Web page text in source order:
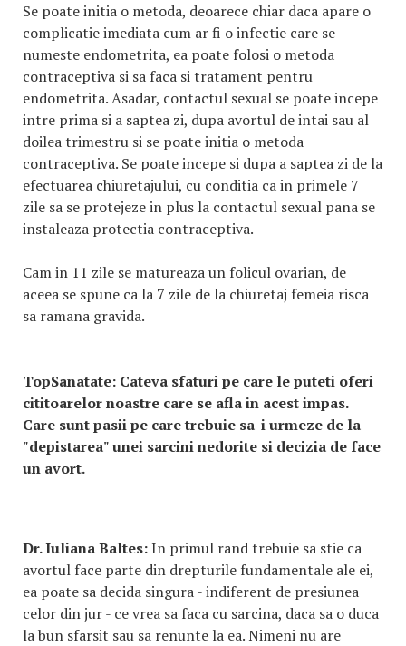
Se poate initia o metoda, deoarece chiar daca apare o
complicatie imediata cum ar fi o infectie care se
numeste endometrita, ea poate folosi o metoda
contraceptiva si sa faca si tratament pentru
endometrita. Asadar, contactul sexual se poate incepe
intre prima si a saptea zi, dupa avortul de intai sau al
doilea trimestru si se poate initia o metoda
contraceptiva. Se poate incepe si dupa a saptea zi de la
efectuarea chiuretajului, cu conditia ca in primele 7
zile sa se protejeze in plus la contactul sexual pana se
instaleaza protectia contraceptiva.
Cam in 11 zile se matureaza un folicul ovarian, de
aceea se spune ca la 7 zile de la chiuretaj femeia risca
sa ramana gravida.
TopSanatate: Cateva sfaturi pe care le puteti oferi
cititoarelor noastre care se afla in acest impas.
Care sunt pasii pe care trebuie sa-i urmeze de la
"depistarea" unei sarcini nedorite si decizia de face
un avort.
Dr. Iuliana Baltes:In primul rand trebuie sa stie ca
avortul face parte din drepturile fundamentale ale ei,
ea poate sa decida singura - indiferent de presiunea
celor din jur - ce vrea sa faca cu sarcina, daca sa o duca
la bun sfarsit sau sa renunte la ea. Nimeni nu are